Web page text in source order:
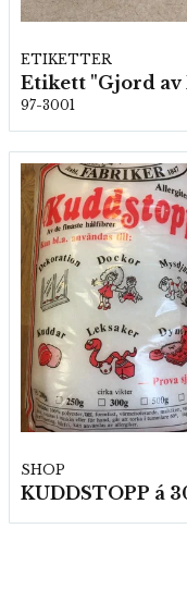
ETIKETTER
97-3001
SHOP